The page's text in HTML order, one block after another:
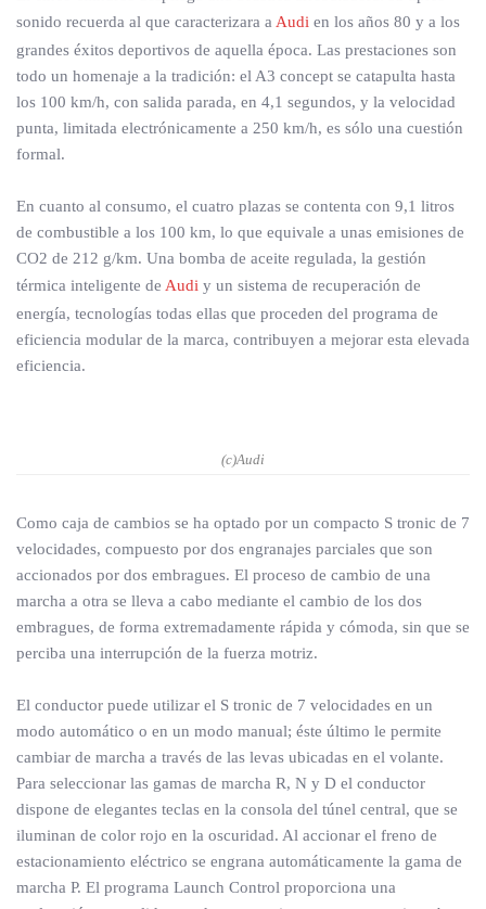
sonido recuerda al que caracterizara a Audi en los años 80 y a los
grandes éxitos deportivos de aquella época. Las prestaciones son
todo un homenaje a la tradición: el A3 concept se catapulta hasta
los 100 km/h, con salida parada, en 4,1 segundos, y la velocidad
punta, limitada electrónicamente a 250 km/h, es sólo una cuestión
formal.
En cuanto al consumo, el cuatro plazas se contenta con 9,1 litros
de combustible a los 100 km, lo que equivale a unas emisiones de
CO2 de 212 g/km. Una bomba de aceite regulada, la gestión
térmica inteligente de Audi y un sistema de recuperación de
energía, tecnologías todas ellas que proceden del programa de
eficiencia modular de la marca, contribuyen a mejorar esta elevada
eficiencia.
(c)Audi
Como caja de cambios se ha optado por un compacto S tronic de 7
velocidades, compuesto por dos engranajes parciales que son
accionados por dos embragues. El proceso de cambio de una
marcha a otra se lleva a cabo mediante el cambio de los dos
embragues, de forma extremadamente rápida y cómoda, sin que se
perciba una interrupción de la fuerza motriz.
El conductor puede utilizar el S tronic de 7 velocidades en un
modo automático o en un modo manual; éste último le permite
cambiar de marcha a través de las levas ubicadas en el volante.
Para seleccionar las gamas de marcha R, N y D el conductor
dispone de elegantes teclas en la consola del túnel central, que se
iluminan de color rojo en la oscuridad. Al accionar el freno de
estacionamiento eléctrico se engrana automáticamente la gama de
marcha P. El programa Launch Control proporciona una